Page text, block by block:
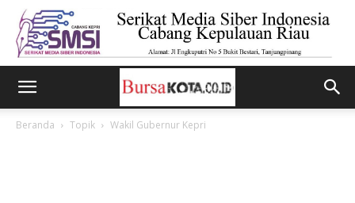
Beranda Topik Wakil Gubernur Kepri